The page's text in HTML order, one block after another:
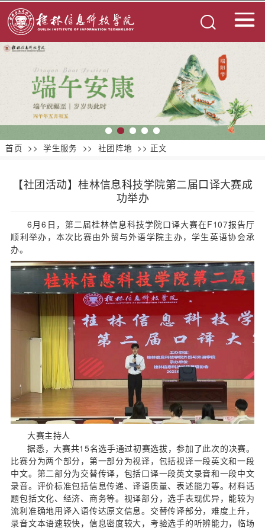
首页 >> 学生服务 >> 社团阵地 >> 正文
【社团活动】桂林信息科技学院第二届口译大赛成
功举办
6月6日，第二届桂林信息科技学院口译大赛在F107报告厅
顺利举办，本次比赛由外贸与外语学院主办，学生英语协会承
办。
大赛主持人
据悉，大赛共15名选手通过初赛选拔，参加了此次的决赛。
比赛分为两个部分，第一部分为视译，包括视译一段英文和一段
中文。第二部分为交替传译，包括口译一段英文录音和一段中文
录音。评价标准包括信息传递、译语质量、表述能力等。材料话
题包括文化、经济、商务等。视译部分，选手表现优异，能较为
流利准确地用译入语传达原文信息。交替传译部分，难度上升，
录音文本语速较快，信息密度较大，考验选手的听辨能力，临场